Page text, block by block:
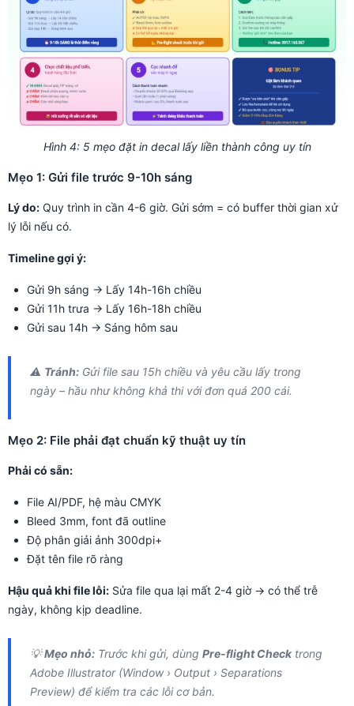
Hình 4: 5 mẹo đặt in decal lấy liền thành công uy tín
Mẹo 1: Gửi file trước 9-10h sáng
Lý do: Quy trình in cần 4-6 giờ. Gửi sớm = có buffer thời gian xử
lý lỗi nếu có.
Timeline gợi ý:
Gửi 9h sáng → Lấy 14h-16h chiều
Gửi 11h trưa → Lấy 16h-18h chiều
Gửi sau 14h → Sáng hôm sau
⚠️ Tránh: Gửi file sau 15h chiều và yêu cầu lấy trong
ngày – hầu như không khả thi với đơn quá 200 cái.
Mẹo 2: File phải đạt chuẩn kỹ thuật uy tín
Phải có sẵn:
File AI/PDF, hệ màu CMYK
Bleed 3mm, font đã outline
Độ phân giải ảnh 300dpi+
Đặt tên file rõ ràng
Hậu quả khi file lỗi: Sửa file qua lại mất 2-4 giờ → có thể trễ
ngày, không kịp deadline.
💡Mẹo nhỏ: Trước khi gửi, dùng Pre-flight Checktrong
Adobe Illustrator (Window › Output › Separations
Preview) để kiểm tra các lỗi cơ bản.